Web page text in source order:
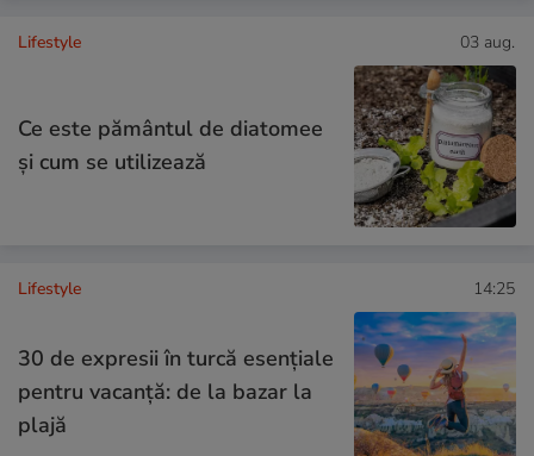
Lifestyle 03 aug.
Ce este pământul de diatomee
și cum se utilizează
Lifestyle 14:25
30 de expresii în turcă esențiale
pentru vacanță: de la bazar la
plajă